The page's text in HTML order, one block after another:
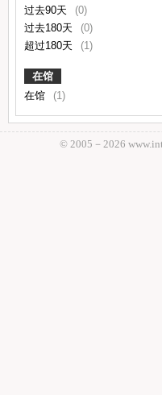
过去90天
(0)
过去180天
(0)
超过180天
(1)
在馆
在馆
(1)
© 2005－ 2026